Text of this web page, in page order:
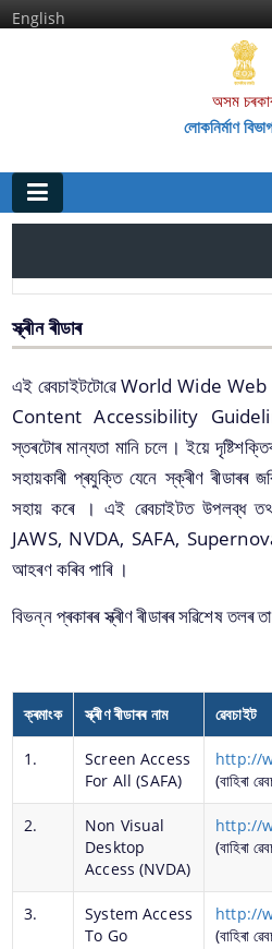
English
অসম
লোকনিৰ্মাণ
প্রতিষ্ঠানসমূহ
অসম পথ গ‌ৱেষণা আৰু প্ৰশিক্ষণ প্ৰতিষ্ঠান
অসম ৰাজ্যিক পথ পৰিষদ
approach with the entire
organisations form an
option provides the
organisations and links
websites.
তথ্য আৰু সেৱাসমূহ
বাটত কেব’ল বহুৱাৰ অনুমতি
ঠিকাদাৰৰ নিবন্ধন
শিক্ষানৱিচ কাৰ্য্যসূচী
বাটৰ কাষৰ চাইনবৰ্ড লগোৱাৰ অনুমতিৰ
স্ক্ৰীন ৰীডাৰ
এই ‌ৱেবচাইটটো‌ৱে World Wide
Content Accessibility
স্তৰটোৰ মান্যতা মানি চলে। ইয়ে
সহায়কাৰী প্ৰযুক্তি যেনে স্‌ক্ৰীণ ৰীডাৰৰ
সহায় কৰে । এই ‌ৱেবচাইটত উপলব্ধ
JAWS, NVDA, SAFA,
আহৰণ কৰিব পাৰি ।
বিভন্ন প্ৰকাৰৰ স্ক্ৰীণ ৰীডাৰৰ স‌ৱিশেষ তলৰ
ক্ৰমাংক স্ক্ৰীণ ৰীডাৰৰ নাম ‌ৱেবচাইট
1.
Screen Access
For All (SAFA)
http://
(বাহিৰা
2.
Non Visual
Desktop
Access (NVDA)
http://
(বাহিৰা
3.
System Access
To Go
http://
(বাহিৰা